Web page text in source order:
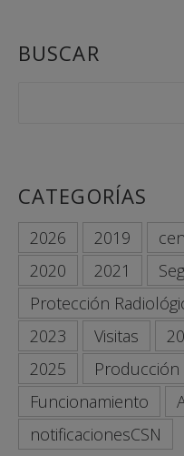
BUSCAR
CATEGORÍAS
2026 2019
2020
2021
Protección
2023
Visitas
2025
Producción
Funcionamiento
notificacionesCSN